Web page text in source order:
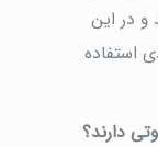
و در این
استفاده
دارند؟